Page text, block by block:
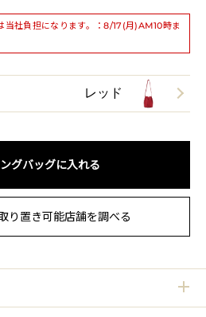
当社負担になります。：8/17(月)AM10時ま
レッド
グバッグに入れる
り置き可能店舗を調べる